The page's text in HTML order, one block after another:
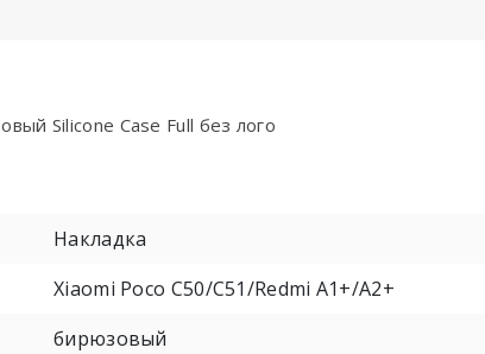
Silicone Case Full без лого
Накладка
Xiaomi Poco C50/C51/Redmi A1+/A2+
бирюзовый